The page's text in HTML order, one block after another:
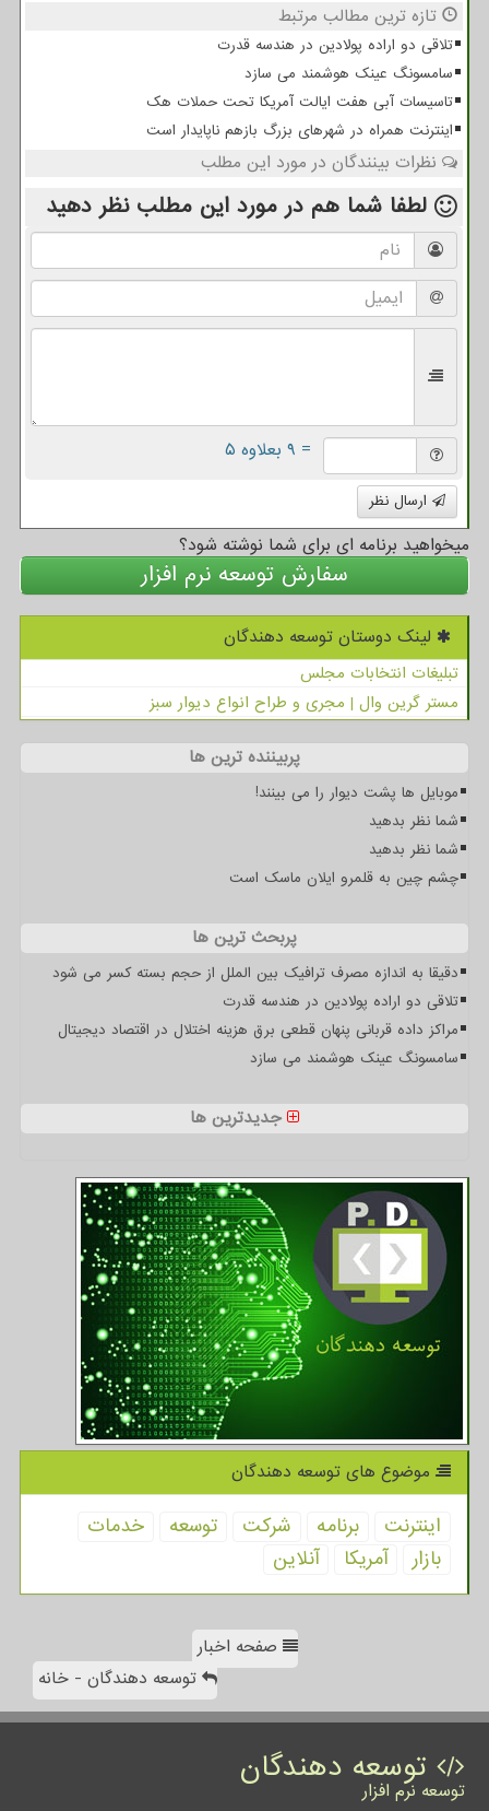
تازه ترین مطالب مرتبط
تلاقی دو اراده پولادین در هندسه قدرت
سامسونگ عینک هوشمند می سازد
تاسیسات آبی هفت ایالت آمریکا تحت حملات هک
اینترنت همراه در شهرهای بزرگ بازهم ناپایدار است
نظرات بینندگان در مورد این مطلب
لطفا شما هم در مورد این مطلب نظر دهید
= ۹ بعلاوه ۵
ارسال نظر
میخواهید برنامه ای برای شما نوشته شود؟
سفارش توسعه نرم افزار
لینک دوستان توسعه دهندگان
تبلیغات انتخابات مجلس
مستر گرین وال | مجری و طراح انواع دیوار سبز
پربیننده ترین ها
موبایل ها پشت دیوار را می بینند!
شما نظر بدهید
شما نظر بدهید
چشم چین به قلمرو ایلان ماسک است
پربحث ترین ها
دقیقا به اندازه مصرف ترافیک بین الملل از حجم بسته کسر می شود
تلاقی دو اراده پولادین در هندسه قدرت
مراکز داده قربانی پنهان قطعی برق هزینه اختلال در اقتصاد دیجیتال
سامسونگ عینک هوشمند می سازد
جدیدترین ها
موضوع های توسعه دهندگان
اینترنت برنامه شركت توسعه
خدمات
بازار
آمریكا آنلاین
صفحه اخبار
توسعه دهندگان - خانه
توسعه دهندگان
توسعه نرم افزار